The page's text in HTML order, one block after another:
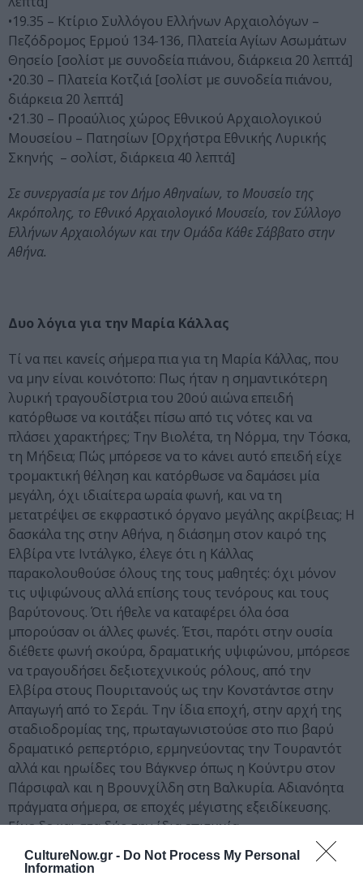
CultureNow.gr - Do Not Process My Personal
Information
•19.35 – Κτίριο Συλλόγου Ελλήνων Αρχαιολόγων –
Πεζόδρομος Ερμού 134-136, Πλατεία Αγίων Ασωμάτων
Θησείο [σολίστ με συνοδεία πιάνου, διάρκεια 20 λεπτά]
•20.30 – Πλατεία Κοτζιά [σολίστ με συνοδεία πιάνου,
διάρκεια 20 λεπτά]
•21.30 – Προαύλιος χώρος Εθνικού Αρχαιολογικού
Μουσείου – Πατησίων [Ορχήστρα Εθνικής Λυρικής
Σκηνής – σολίστ, διάρκεια 40 λεπτά]
Σε συνεργασία με τον Δήμο Αθηναίων, το Μουσείο της
Ακρόπολης, το Εθνικό Αρχαιολογικό Μουσείο, τον Σύλλογο
Ελλήνων Αρχαιολόγων και την Ομάδα Κάθε Σάββατο στην
Αθήνα.
Δυο λόγια για την Μαρία Κάλλας
Τί να πει κανείς σήμερα πια για τη Μαρία Κάλλας, που
να μην είναι κοινότοπο: Πως ήταν η σημαντικότερη
λυρική τραγουδίστρια του 20ού αιώνα επειδή
κατόρθωσε να κοιτάξει πίσω από τις νότες και να
πλάσει χαρακτήρες; Την Βιολέτα, τη Νόρμα, την Τόσκα,
τη Μήδεια; Πώς μπόρεσε να το κάνει αυτό επειδή είχε
τρομακτική θέληση και κατόρθωσε να δαμάσει μία
μεγάλη, όχι ιδιαίτερα ωραία φωνή, και να τη
μετατρέψει σε εκφραστικό όργανο μεγάλης ακρίβειας; Η
δασκάλα της στην Αθήνα, η διάσημη στον καιρό της
Ελβίρα ντε Ιντάλγκο, έλεγε ότι η Κάλλας
παρακολουθούσε όλους της τους μαθητές: όχι μόνον
τις υψιφώνους αλλά επίσης τους τενόρους και τους
βαρύτονους. Ότι ήθελε να καταφέρει όλα όσα
μπορούσαν οι άλλες φωνές. Έτσι, παρότι στην ουσία
διέθετε φωνή σκούρα, δραματικής υψιφώνου, μπόρεσε
να τραγουδήσει δεξιοτεχνικούς ρόλους, από την
Ελβίρα στους Πουριτανούς ως την Κονστάντσε στην
Απαγωγή από το Σεράι. Την ίδια εποχή, στην αρχή της
σταδιοδρομίας της, πρωταγωνιστούσε στο πιο βαρύ
δραματικό ρεπερτόριο, ερμηνεύοντας την Τουραντότ
αλλά και ηρωίδες του Βάγκνερ όπως η Κούντρυ στον
Πάρσιφαλ και η Βρουνχίλδη στη Βαλκυρία. Αδιανόητα
πράγματα σήμερα, σε εποχές μέγιστης εξειδίκευσης.
Είχε δε και στα δύο την ίδια επιτυχία.
Μπορεί επίσης να πει κανείς ότι η Κάλλας συνέβαλε